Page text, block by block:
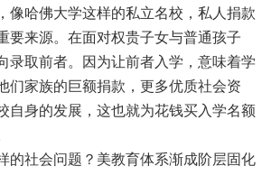
像哈佛大学这样的私立名校，私人捐款
要来源。在面对权贵子女与普通孩子
录取前者。因为让前者入学，意味着学
们家族的巨额捐款，更多优质社会资
自身的发展，这也就为花钱买入学名额
的社会问题？美教育体系渐成阶层固化